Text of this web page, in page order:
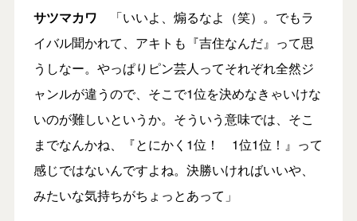
サツマカワ 「いいよ、煽るなよ（笑）。でもラ
イバル聞かれて、アキトも『吉住なんだ』って思
うしなー。やっぱりピン芸人ってそれぞれ全然ジ
ャンルが違うので、そこで1位を決めなきゃいけな
いのが難しいというか。そういう意味では、そこ
までなんかね、『とにかく1位！ 1位1位！』って
感じではないんですよね。決勝いければいいや、
みたいな気持ちがちょっとあって」